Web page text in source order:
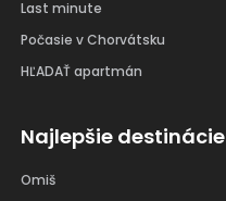
Last minute
Počasie v Chorvátsku
HĽADAŤ apartmán
Najlepšie destinácie
Omiš